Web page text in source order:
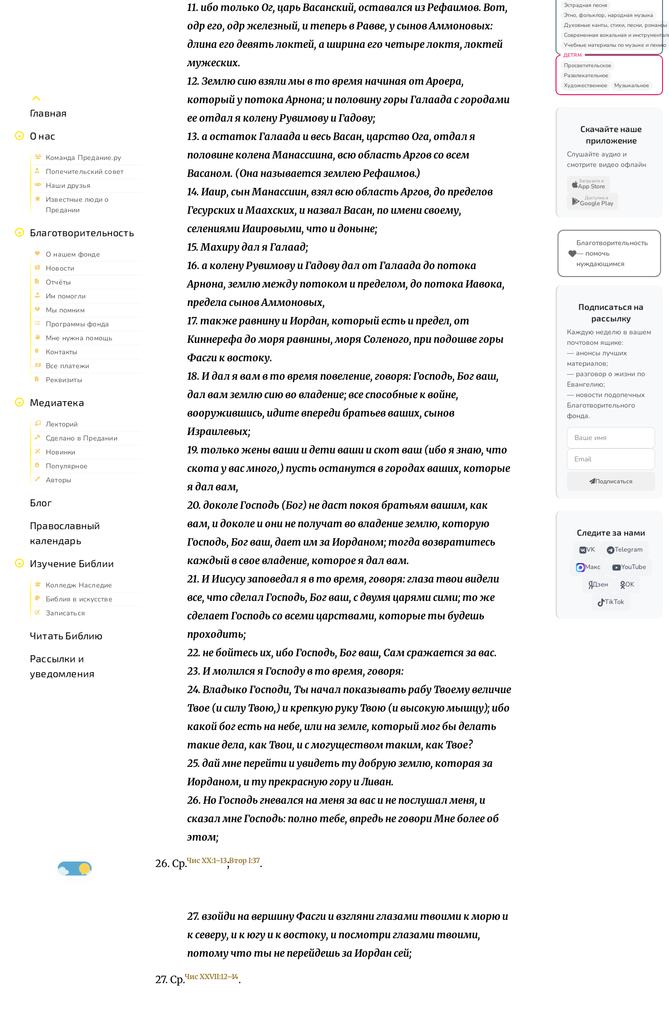
Главная
О нас
Команда Предание.ру
Попечительский совет
Наши друзья
Известные люди о
Предании
Благотворительность
О нашем фонде
Новости
Отчёты
Им помогли
Мы помним
Программы фонда
Мне нужна помощь
Контакты
Все платежи
Реквизиты
Медиатека
Лекторий
Сделано в Предании
Новинки
Популярное
Авторы
Блог
Православный
календарь
Изучение Библии
Колледж Наследие
Библия в искусстве
Записаться
Читать Библию
Рассылки и
уведомления
11. ибо только Ог, царь Васанский, оставался из Рефаимов. Вот,
одр его, одр железный, и теперь в Равве, у сынов Аммоновых:
длина его девять локтей, а ширина его четыре локтя, локтей
мужеских.
12. Землю сию взяли мы в то время начиная от Ароера,
который у потока Арнона; и половину горы Галаада с городами
ее отдал я колену Рувимову и Гадову;
13. а остаток Галаада и весь Васан, царство Ога, отдал я
половине колена Манассиина, всю область Аргов со всем
Васаном. (Она называется землею Рефаимов.)
14. Иаир, сын Манассиин, взял всю область Аргов, до пределов
Гесурских и Маахских, и назвал Васан, по имени своему,
селениями Иаировыми, что и доныне;
15. Махиру дал я Галаад;
16. а колену Рувимову и Гадову дал от Галаада до потока
Арнона, землю между потоком и пределом, до потока Иавока,
предела сынов Аммоновых,
17. также равнину и Иордан, который есть и предел, от
Киннерефа до моря равнины, моря Соленого, при подошве горы
Фасги к востоку.
18. И дал я вам в то время повеление, говоря: Господь, Бог ваш,
дал вам землю сию во владение; все способные к войне,
вооружившись, идите впереди братьев ваших, сынов
Израилевых;
19. только жены ваши и дети ваши и скот ваш (ибо я знаю, что
скота у вас много,) пусть останутся в городах ваших, которые
я дал вам,
20. доколе Господь (Бог) не даст покоя братьям вашим, как
вам, и доколе и они не получат во владение землю, которую
Господь, Бог ваш, дает им за Иорданом; тогда возвратитесь
каждый в свое владение, которое я дал вам.
21. И Иисусу заповедал я в то время, говоря: глаза твои видели
все, что сделал Господь, Бог ваш, с двумя царями сими; то же
сделает Господь со всеми царствами, которые ты будешь
проходить;
22. не бойтесь их, ибо Господь, Бог ваш, Сам сражается за вас.
23. И молился я Господу в то время, говоря:
24. Владыко Господи, Ты начал показывать рабу Твоему величие
Твое (и силу Твою,) и крепкую руку Твою (и высокую мышцу); ибо
какой бог есть на небе, или на земле, который мог бы делать
такие дела, как Твои, и с могуществом таким, как Твое?
25. дай мне перейти и увидеть ту добрую землю, которая за
Иорданом, и ту прекрасную гору и Ливан.
26. Но Господь гневался на меня за вас и не послушал меня, и
сказал мне Господь: полно тебе, впредь не говори Мне более об
этом;
26. Ср.Чис XX:1–13;Втор I:37.
27. взойди на вершину Фасги и взгляни глазами твоими к морю и
к северу, и к югу и к востоку, и посмотри глазами твоими,
потому что ты не перейдешь за Иордан сей;
27. Ср.Чис XXVII:12–14.
Эстрадная песня
Этно, фольклор, народная музыка
Духовные канты, стихи, песни, романсы
Современная вокальная и
Учебные материалы по музыке и пению
ДЕТЯМ
Просветительское
Развлекательное
Художественное
Музыкальное
Скачайте наше
приложение
Слушайте аудио и
смотрите видео офлайн
Загрузите в
App Store
Доступно в
Google Play
Благотворительность
— помочь
нуждающимся
Подписаться на
рассылку
Каждую неделю в вашем
почтовом ящике:
— анонсы лучших
материалов;
— разговор о жизни по
Евангелию;
— новости подопечных
Благотворительного
фонда.
Подписаться
Следите за нами
VK
Telegram
Макс
YouTube
Дзен
OK
TikTok